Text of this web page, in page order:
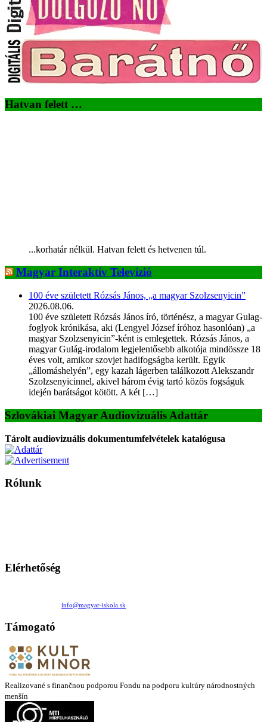
Hatvan felett …
...korhatár nélkül. Hatvan felett és hetvenen túl.
Magyar Interaktív Televízió
100 éve született Rózsás János, „a magyar Szolzsenyicin”
2026.08.06.
100 éve született Rózsás János író, történész, a magyar Gulag-
foglyok krónikása, aki (Lengyel József íróhoz hasonlóan) „a
magyar Szolzsenyicin”-ként is emlegettek. Rózsás János, a
magyar Gulág-irodalom legjelentősebb alkotója mindössze 18
éves volt, amikor szovjet hadifogságba került. Egyik
„állomáshelyén”, egy kazah lágerben találkozott Alekszandr
Szolzsenyicinnel, akivel három évig tartó közös fogságuk
idején barátságot kötött. A két […]
Szlovákiai Magyar Audiovizuális Adattár
Tárolt audiovizuális dokumentumfelvételek katalógusa
Rólunk
Elérhetőség
info@magyar-iskola.sk
Támogató
Realizované s finančnou podporou Fondu na podporu kultúry národnostných
menšín